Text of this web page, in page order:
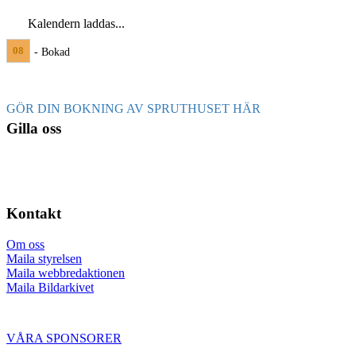
Kalendern laddas...
08 - Bokad
GÖR DIN BOKNING AV SPRUTHUSET HÄR
Gilla oss
Kontakt
Om oss
Maila styrelsen
Maila webbredaktionen
Maila Bildarkivet
VÅRA SPONSORER